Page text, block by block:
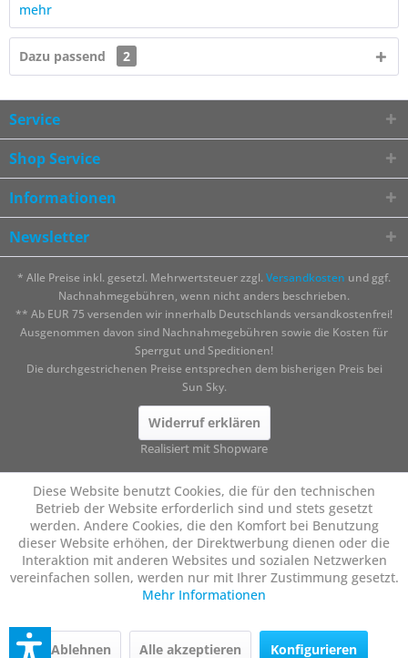
mehr
Dazu passend 2
Service
Shop Service
Informationen
Newsletter
* Alle Preise inkl. gesetzl. Mehrwertsteuer zzgl. Versandkosten und ggf.
Nachnahmegebühren, wenn nicht anders beschrieben.
** Ab EUR 75 versenden wir innerhalb Deutschlands versandkostenfrei!
Ausgenommen davon sind Nachnahmegebühren sowie die Kosten für
Sperrgut und Speditionen!
Die durchgestrichenen Preise entsprechen dem bisherigen Preis bei
Sun Sky.
Widerruf erklären
Realisiert mit Shopware
Diese Website benutzt Cookies, die für den technischen
Betrieb der Website erforderlich sind und stets gesetzt
werden. Andere Cookies, die den Komfort bei Benutzung
dieser Website erhöhen, der Direktwerbung dienen oder die
Interaktion mit anderen Websites und sozialen Netzwerken
vereinfachen sollen, werden nur mit Ihrer Zustimmung gesetzt.
Mehr Informationen
Ablehnen Alle akzeptieren Konfigurieren